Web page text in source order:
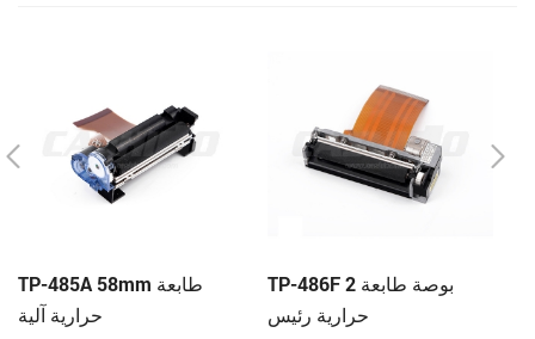
TP-485A 58mm طابعة
حرارية آلية
TP-486F 2 بوصة طابعة
حرارية رئيس